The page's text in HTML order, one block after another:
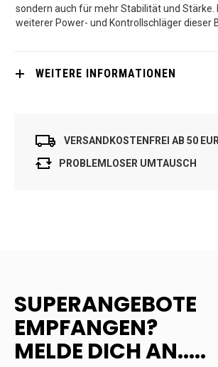
sondern auch für mehr Stabilität und Stärke.
weiterer Power- und Kontrollschläger dieser
WEITERE INFORMATIONEN
VERSANDKOSTENFREI AB 50
PROBLEMLOSER UMTAUSCH
SUPERANGEBOTE
EMPFANGEN?
MELDE DICH AN.....